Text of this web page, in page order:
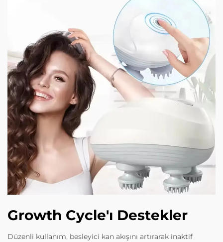
Growth Cycle'ı Destekler
Düzenli kullanım, besleyici kan akışını artırarak inaktif